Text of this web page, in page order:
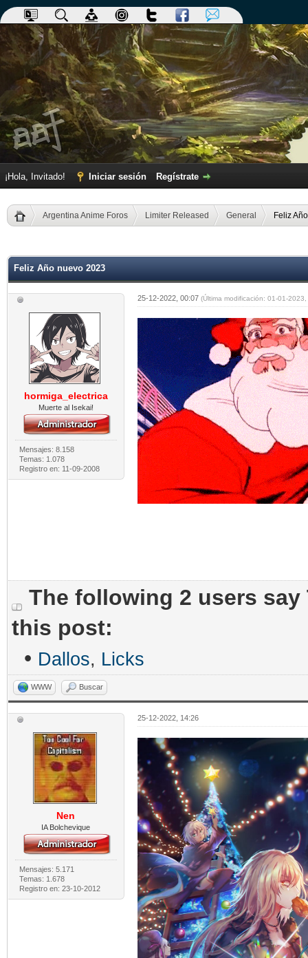
¡Hola, Invitado! Iniciar sesión Regístrate
Argentina Anime Foros Limiter Released General Feliz
Feliz Año nuevo 2023
hormiga_electrica
Muerte al Isekai!
Mensajes: 8.158
Temas: 1.078
Registro en: 11-09-2008
25-12-2022, 00:07(Última modificación: 01-01-
The following 2 users
this post:
• Dallos, Licks
WWW Buscar
Nen
IA Bolchevique
Mensajes: 5.171
Temas: 1.678
Registro en: 23-10-2012
25-12-2022, 14:26